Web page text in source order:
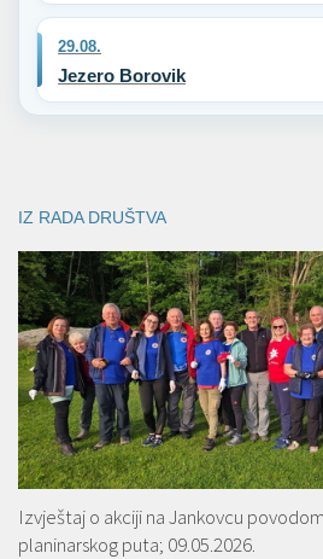
29.08.
Jezero Borovik
IZ RADA DRUŠTVA
Izvještaj o akciji na Jankovcu
planinarskog puta; 09.05.2026.